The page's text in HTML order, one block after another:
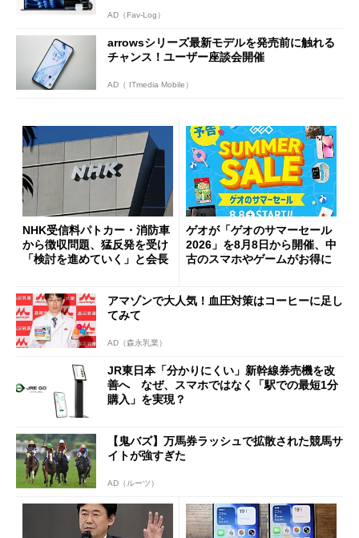
AD（Fav-Log）
arrowsシリーズ最新モデルを発売前に触れる
チャンス！ユーザー座談会開催
AD（ ITmedia Mobile）
NHK受信料パトカー・消防車
から徴収問題、猛反発を受け
「検討を進めていく」と会長
ゲオが「ゲオのサマーセール
2026」を8月8日から開催、中
古のスマホやゲームがお得に
アマゾンで大人気！血圧対策はコーヒーに足し
てみて
AD（森永乳業）
JR東日本「分かりにくい」新幹線券売機を改
善へ なぜ、スマホではなく「駅での最短1分
購入」を実現？
【鬼バズ】万馬券ラッシュで拡散された競馬サ
イトが強すぎた
AD（ルーツ）